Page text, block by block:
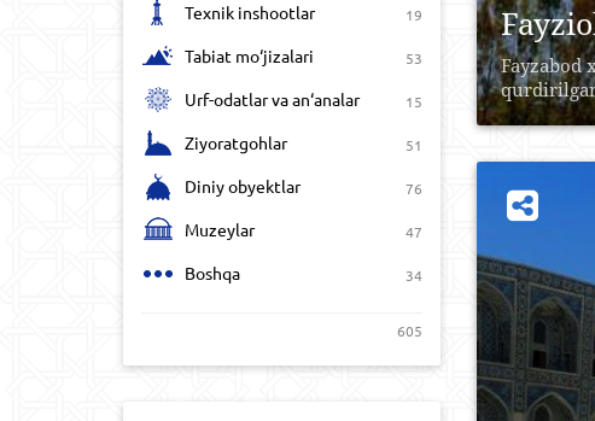
Texnik inshootlar 19
Tabiat mo‘jizalari 53
Urf-odatlar va an‘analar 15
Ziyoratgohlar 51
Diniy obyektlar 76
Muzeylar 47
Boshqa 34
605
Fayzabod